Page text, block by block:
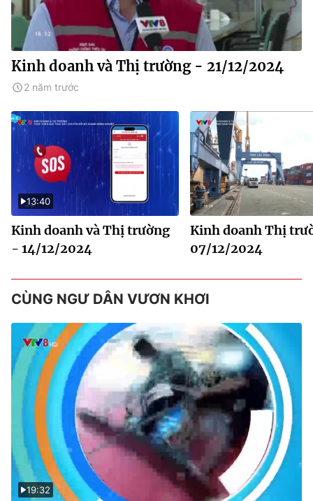
Kinh doanh và Thị trường - 21/12/2024
2 năm trước
13:40
Kinh doanh và Thị trường
- 14/12/2024
Kinh doanh Thị
07/12/2024
CÙNG NGƯ DÂN VƯƠN KHƠI
19:32